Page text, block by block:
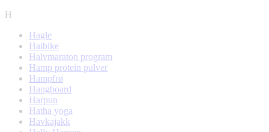
H
Hagle
Haibike
Halvmaraton program
Hamp protein pulver
Hampfrø
Hangboard
Harpun
Hatha yoga
Havkajakk